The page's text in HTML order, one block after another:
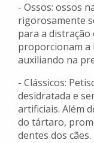
- Ossos: ossos
rigorosamente
para a distração
proporcionam a
auxiliando na
- Clássicos:
desidratada e
artificiais. Além
do tártaro,
dentes dos cães.